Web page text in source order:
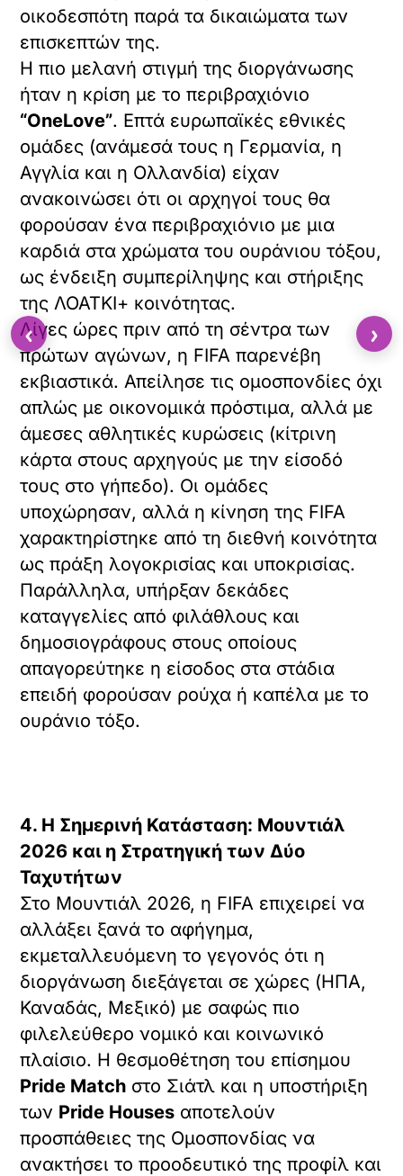
οικοδεσπότη παρά τα δικαιώματα των
επισκεπτών της.
Η πιο μελανή στιγμή της διοργάνωσης
ήταν η κρίση με το περιβραχιόνιο
“OneLove”. Επτά ευρωπαϊκές εθνικές
ομάδες (ανάμεσά τους η Γερμανία, η
Αγγλία και η Ολλανδία) είχαν
ανακοινώσει ότι οι αρχηγοί τους θα
φορούσαν ένα περιβραχιόνιο με μια
καρδιά στα χρώματα του ουράνιου τόξου,
ως ένδειξη συμπερίληψης και στήριξης
της ΛΟΑΤΚΙ+ κοινότητας.
Λίγες ώρες πριν από τη σέντρα των
πρώτων αγώνων, η FIFA παρενέβη
εκβιαστικά. Απείλησε τις ομοσπονδίες όχι
απλώς με οικονομικά πρόστιμα, αλλά με
άμεσες αθλητικές κυρώσεις (κίτρινη
κάρτα στους αρχηγούς με την είσοδό
τους στο γήπεδο). Οι ομάδες
υποχώρησαν, αλλά η κίνηση της FIFA
χαρακτηρίστηκε από τη διεθνή κοινότητα
ως πράξη λογοκρισίας και υποκρισίας.
Παράλληλα, υπήρξαν δεκάδες
καταγγελίες από φιλάθλους και
δημοσιογράφους στους οποίους
απαγορεύτηκε η είσοδος στα στάδια
επειδή φορούσαν ρούχα ή καπέλα με το
ουράνιο τόξο.
4. Η Σημερινή Κατάσταση: Μουντιάλ
2026 και η Στρατηγική των Δύο
Ταχυτήτων
Στο Μουντιάλ 2026, η FIFA επιχειρεί να
αλλάξει ξανά το αφήγημα,
εκμεταλλευόμενη το γεγονός ότι η
διοργάνωση διεξάγεται σε χώρες (ΗΠΑ,
Καναδάς, Μεξικό) με σαφώς πιο
φιλελεύθερο νομικό και κοινωνικό
πλαίσιο. Η θεσμοθέτηση του επίσημου
Pride Match στο Σιάτλ και η υποστήριξη
των Pride Houses αποτελούν
προσπάθειες της Ομοσπονδίας να
ανακτήσει το προοδευτικό της προφίλ και
‹ ›